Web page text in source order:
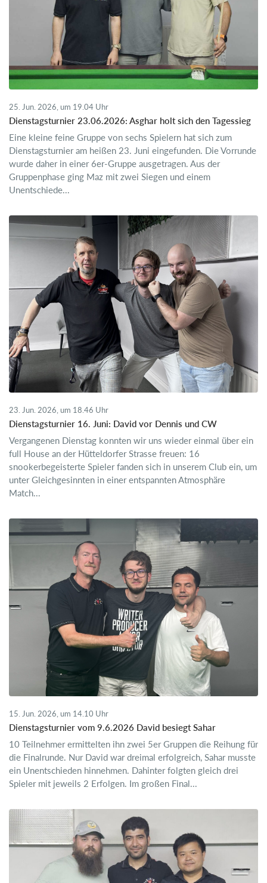
25. Jun. 2026, um 19.04 Uhr
Dienstagsturnier 23.06.2026: Asghar holt sich den Tagessieg
Eine kleine feine Gruppe von sechs Spielern hat sich zum
Dienstagsturnier am heißen 23. Juni eingefunden. Die Vorrunde
wurde daher in einer 6er-Gruppe ausgetragen. Aus der
Gruppenphase ging Maz mit zwei Siegen und einem
Unentschiede...
23. Jun. 2026, um 18.46 Uhr
Dienstagsturnier 16. Juni: David vor Dennis und CW
Vergangenen Dienstag konnten wir uns wieder einmal über ein
full House an der Hütteldorfer Strasse freuen: 16
snookerbegeisterte Spieler fanden sich in unserem Club ein, um
unter Gleichgesinnten in einer entspannten Atmosphäre
Match...
15. Jun. 2026, um 14.10 Uhr
Dienstagsturnier vom 9.6.2026 David besiegt Sahar
10 Teilnehmer ermittelten ihn zwei 5er Gruppen die Reihung für
die Finalrunde. Nur David war dreimal erfolgreich, Sahar musste
ein Unentschieden hinnehmen. Dahinter folgten gleich drei
Spieler mit jeweils 2 Erfolgen. Im großen Final...